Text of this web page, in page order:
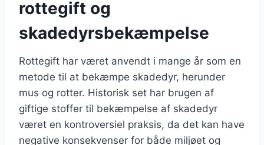
rottegift og
skadedyrsbekæmpelse
Rottegift har været anvendt i mange år som en
metode til at bekæmpe skadedyr, herunder
mus og rotter. Historisk set har brugen af
giftige stoffer til bekæmpelse af skadedyr
været en kontroversiel praksis, da det kan have
negative konsekvenser for både miljøet og